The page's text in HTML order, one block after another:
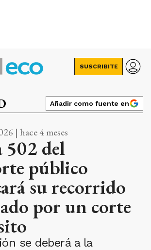
SUSCRIBITE
Añadir como fuente en
| hace 4 meses
502 del
público
su recorrido
por un corte
se deberá a la